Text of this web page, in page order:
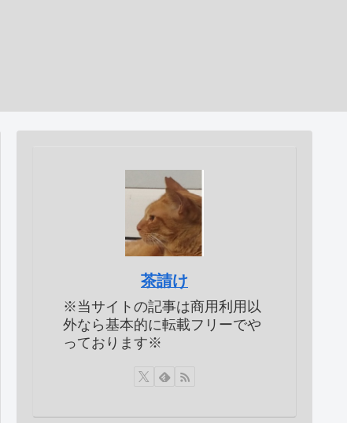
茶請け
※当サイトの記事は商用利用以
外なら基本的に転載フリーでや
っております※